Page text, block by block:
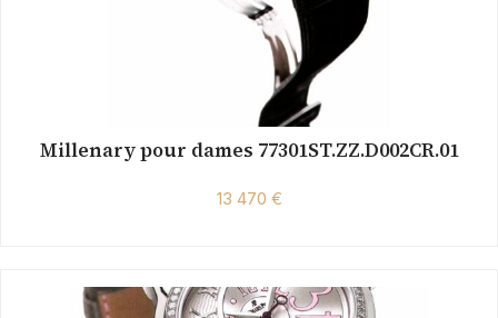
Millenary pour dames 77301ST.ZZ.D002CR.01
13 470 €